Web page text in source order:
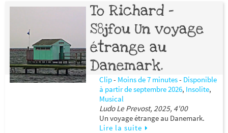
To Richard –
S8jfou Un voyage
étrange au
Danemark.
Clip- Moins de 7 minutes- Disponible
à partir de septembre 2026, Insolite,
Musical
Ludo Le Prevost, 2025, 4'00
Un voyage étrange au Danemark.
Lire la suite